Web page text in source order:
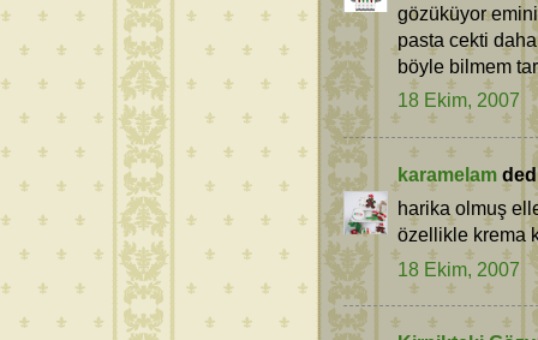
gözüküyor
pasta cekti
böyle bilmem
18 Ekim, 2007
karamelam
harika olmuş
özellikle krema
18 Ekim, 2007